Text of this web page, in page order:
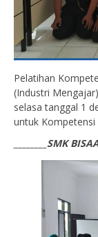
Pelatihan
(Industri
selasa tanggal 1
untuk Kompetensi
________SMK